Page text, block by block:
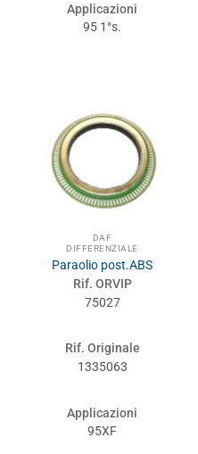
Applicazioni
95 1°s.
DAF
DIFFERENZIALE
Paraolio post.ABS
Rif. ORVIP
75027
Rif. Originale
1335063
Applicazioni
95XF